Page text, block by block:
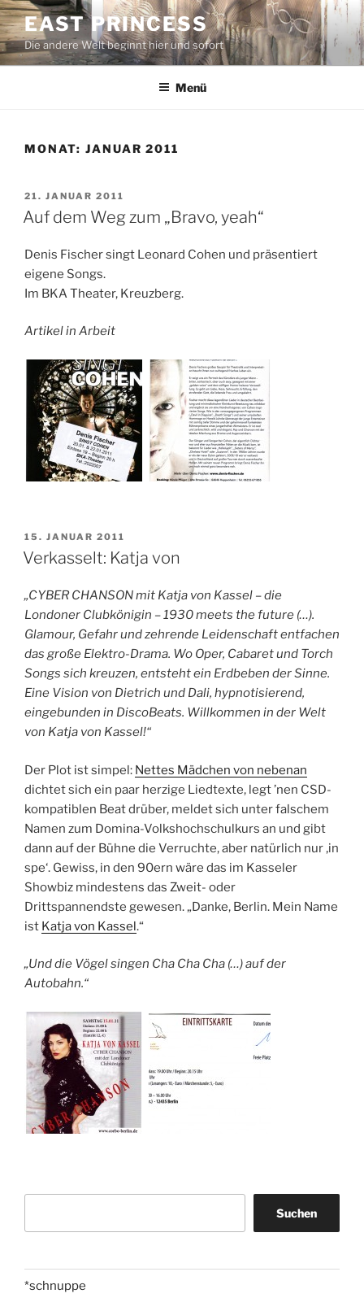
Zum
Inhalt
springen
EAST PRINCESS
Die andere Welt beginnt hier und sofort
Menü
MONAT: JANUAR 2011
VERÖFFENTLICHT
AM
21. JANUAR 2011
Auf dem Weg zum „Bravo, yeah“
Denis Fischer singt Leonard Cohen und präsentiert
eigene Songs.
Im BKA Theater, Kreuzberg.
Artikel in Arbeit
VERÖFFENTLICHT
AM
15. JANUAR 2011
Verkasselt: Katja von
„CYBER CHANSON mit Katja von Kassel – die
Londoner Clubkönigin – 1930 meets the future (…).
Glamour, Gefahr und zehrende Leidenschaft entfachen
das große Elektro-Drama. Wo Oper, Cabaret und Torch
Songs sich kreuzen, entsteht ein Erdbeben der Sinne.
Eine Vision von Dietrich und Dali, hypnotisierend,
eingebunden in DiscoBeats. Willkommen in der Welt
von Katja von Kassel!“
Der Plot ist simpel: Nettes Mädchen von nebenan
dichtet sich ein paar herzige Liedtexte, legt ’nen CSD-
kompatiblen Beat drüber, meldet sich unter falschem
Namen zum Domina-Volkshochschulkurs an und gibt
dann auf der Bühne die Verruchte, aber natürlich nur ‚in
spe‘. Gewiss, in den 90ern wäre das im Kasseler
Showbiz mindestens das Zweit- oder
Drittspannendste gewesen. „Danke, Berlin. Mein Name
ist Katja von Kassel.“
„Und die Vögel singen Cha Cha Cha (…) auf der
Autobahn.“
Suchen
*schnuppe